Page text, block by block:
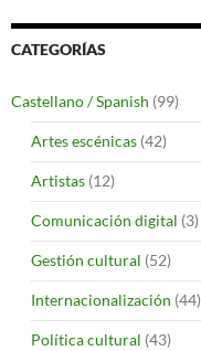
CATEGORÍAS
Castellano / Spanish (99)
Artes escénicas (42)
Artistas (12)
Comunicación digital (3)
Gestión cultural (52)
Internacionalización (44)
Política cultural (43)